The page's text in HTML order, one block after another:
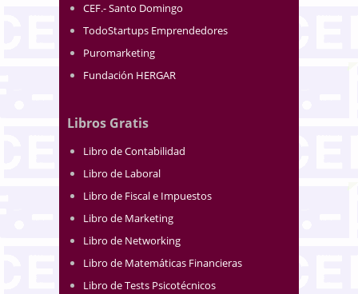
CEF.- Santo Domingo
TodoStartups Emprendedores
Puromarketing
Fundación HERGAR
Libros Gratis
Libro de Contabilidad
Libro de Laboral
Libro de Fiscal e Impuestos
Libro de Marketing
Libro de Networking
Libro de Matemáticas Financieras
Libro de Tests Psicotécnicos